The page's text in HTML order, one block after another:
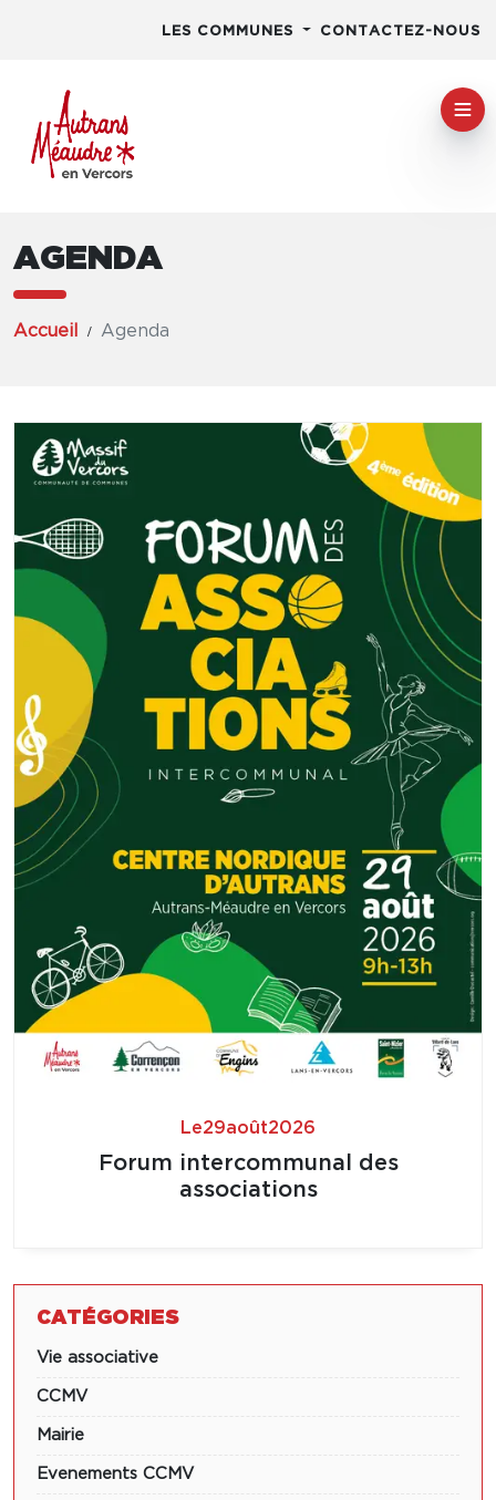
LES COMMUNES CONTACTEZ-NOUS
AGENDA
Accueil Agenda
Le29août2026
Forum intercommunal des
associations
CATÉGORIES
Vie associative
CCMV
Mairie
Evenements CCMV